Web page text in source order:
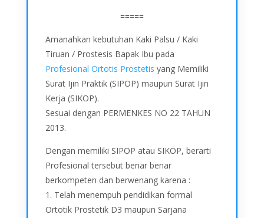
=====
Amanahkan kebutuhan Kaki Palsu / Kaki
Tiruan / Prostesis Bapak Ibu pada
Profesional Ortotis Prostetis yang Memiliki
Surat Ijin Praktik (SIPOP) maupun Surat Ijin
Kerja (SIKOP).
Sesuai dengan PERMENKES NO 22 TAHUN
2013.
Dengan memiliki SIPOP atau SIKOP, berarti
Profesional tersebut benar benar
berkompeten dan berwenang karena :
1. Telah menempuh pendidikan formal
Ortotik Prostetik D3 maupun Sarjana